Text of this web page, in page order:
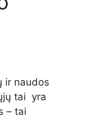
ir naudos
tai yra
– tai